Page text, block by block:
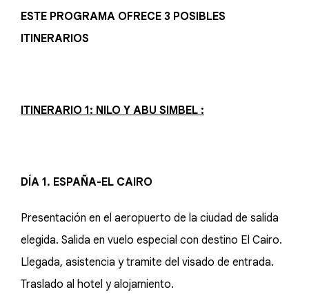
ESTE PROGRAMA OFRECE 3 POSIBLES
ITINERARIOS
ITINERARIO 1: NILO Y ABU SIMBEL :
DÍA 1. ESPAÑA-EL CAIRO
Presentación en el aeropuerto de la ciudad de salida
elegida. Salida en vuelo especial con destino El Cairo.
Llegada, asistencia y tramite del visado de entrada.
Traslado al hotel y alojamiento.